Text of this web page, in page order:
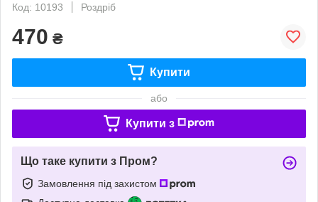
Код: 10193
Роздріб
470 ₴
Купити
або
Купити з
Що таке купити з Пром?
Замовлення під захистом